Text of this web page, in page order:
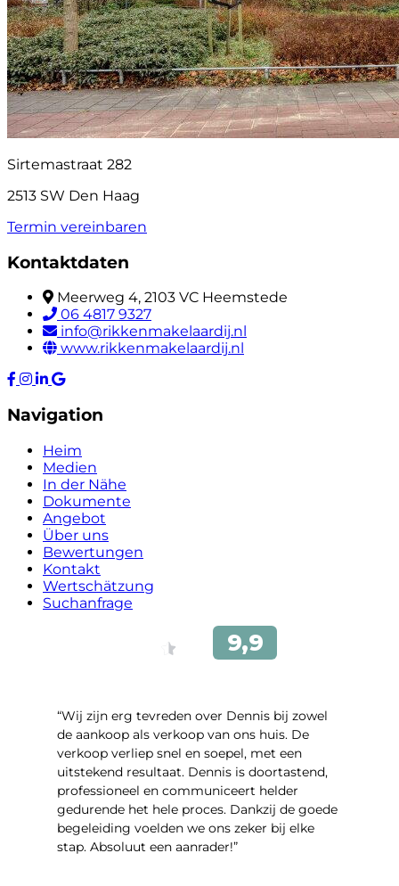
Sirtemastraat 282
2513 SW Den Haag
Termin vereinbaren
Kontaktdaten
Meerweg 4, 2103 VC Heemstede
06 4817 9327
info@rikkenmakelaardij.nl
www.rikkenmakelaardij.nl
Navigation
Heim
Medien
In der Nähe
Dokumente
Angebot
Über uns
Bewertungen
Kontakt
Wertschätzung
Suchanfrage
“Wij zijn erg tevreden over Dennis bij zowel
de aankoop als verkoop van ons huis. De
verkoop verliep snel en soepel, met een
uitstekend resultaat. Dennis is doortastend,
professioneel en communiceert helder
gedurende het hele proces. Dankzij de goede
begeleiding voelden we ons zeker bij elke
stap. Absoluut een aanrader!”